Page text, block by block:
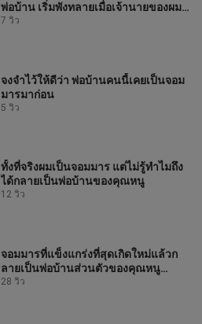
พ่อบ้าน เริ่มพังทลายเมื่อเจ้านายของผม
ประกาศจะยึดครองโลก
7 วิว
จงจำไว้ให้ดีว่า พ่อบ้านคนนี้เคยเป็นจอม
มารมาก่อน
5 วิว
ทั้งที่จริงผมเป็นจอมมาร แต่ไม่รู้ทำไมถึง
ได้กลายเป็นพ่อบ้านของคุณหนู
12 วิว
จอมมารที่แข็งแกร่งที่สุดเกิดใหม่แล้วก
ลายเป็นพ่อบ้านส่วนตัวของคุณหนู
ขุนนาง
28 วิว